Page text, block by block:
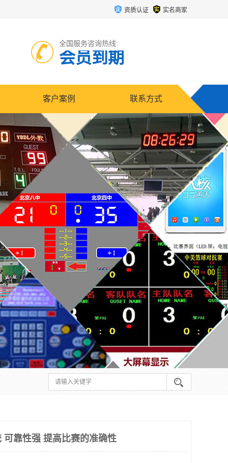
资质认证 实名商家
全国服务咨询热线:
会员到期
客户案例 联系方式
可靠性强 提高比赛的准确性